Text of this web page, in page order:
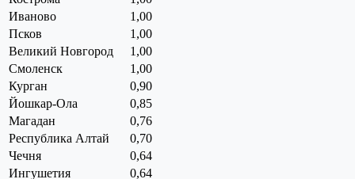
Иваново
1,00
Псков
1,00
Великий Новгород
1,00
Смоленск
1,00
Курган
0,90
Йошкар-Ола
0,85
Магадан
0,76
Республика Алтай
0,70
Чечня
0,64
Ингушетия
0,64